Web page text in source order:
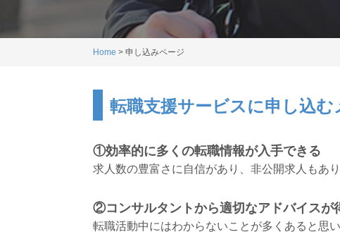
Home > 申し込みページ
転職支援サービスに申し込む
①効率的に多くの転職情報が入手できる
求人数の豊富さに自信があり、非公開求人もあ
②コンサルタントから適切なアドバイスが
転職活動中にはわからないことが多くあると思